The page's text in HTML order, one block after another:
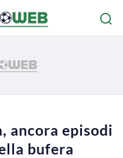
ancora episodi
bufera